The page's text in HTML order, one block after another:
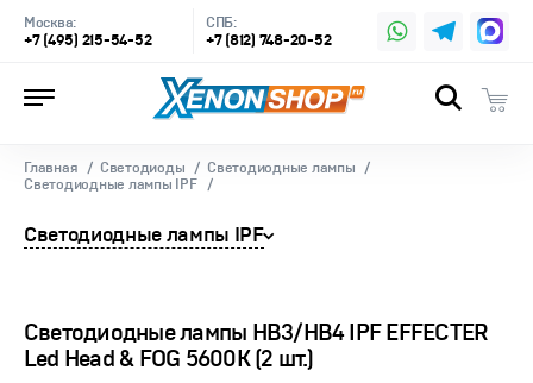
Москва:
+7 (495) 215-54-52
СПБ:
+7 (812) 748-20-52
Главная Светодиоды
Светодиодные лампы
Светодиодные лампы IPF
Светодиодные лампы IPF
Светодиодные лампы HB3/HB4 IPF EFFECTER
Led Head & FOG 5600K (2 шт.)